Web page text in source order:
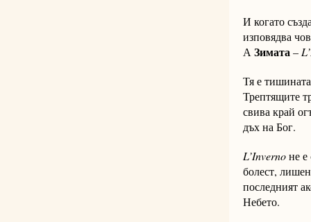
И когато
изповядва
А Зимата –
Тя е
Трептящите
свива край
дъх на Бог.
L’Invernoне е
болест,
последният
Небето.